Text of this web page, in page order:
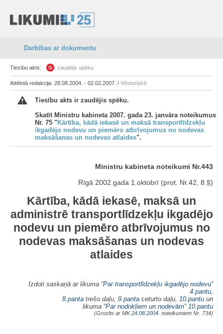
Darbības ar dokumentu
Tiesību akts: zaudējis spēku
Attēlotā redakcija: 28.08.2004. - 02.02.2007. / Vēsturiskā
Tiesību akts ir zaudējis spēku.
Skatīt Ministru kabineta 2007. gada 23. janvāra noteikumus
Nr. 75 "Kārtība, kādā iekasē un maksā transportlīdzekļu
ikgadējo nodevu un piemēro atbrīvojumus no nodevas
maksāšanas un nodevas atlaides".
Ministru kabineta noteikumi Nr.443
Rīgā 2002.gada 1.oktobrī (prot. Nr.42, 8.§)
Kārtība, kādā iekasē, maksā un
administrē transportlīdzekļu ikgadējo
nodevu un piemēro atbrīvojumus no
nodevas maksāšanas un nodevas
atlaides
Izdoti saskaņā ar likuma “Par transportlīdzekļu ikgadējo nodevu”
4.pantu
8.panta trešo daļu, 9.panta ceturto daļu, 10.pantu un
likuma “Par nodokļiem un nodevām” 10.pantu
(Grozīts ar MK24.08.2004. noteikumiem Nr. 734)